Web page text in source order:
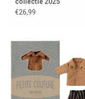
collectie 2025
€26,99